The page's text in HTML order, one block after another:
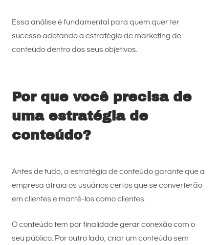
Essa análise é fundamental para quem quer ter
sucesso adotando a estratégia de marketing de
conteúdo dentro dos seus objetivos.
Por que você precisa de
uma estratégia de
conteúdo?
Antes de tudo, a estratégia de conteúdo garante que a
empresa atraia os usuários certos que se converterão
em clientes e mantê-los como clientes.
O conteúdo tem por finalidade gerar conexão com o
seu público. Por outro lado, criar um conteúdo sem